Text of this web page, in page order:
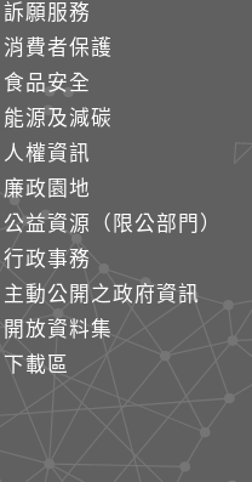
訴願服務
消費者保護
食品安全
能源及減碳
人權資訊
廉政園地
公益資源（限公部門）
行政事務
主動公開之政府資訊
開放資料集
下載區